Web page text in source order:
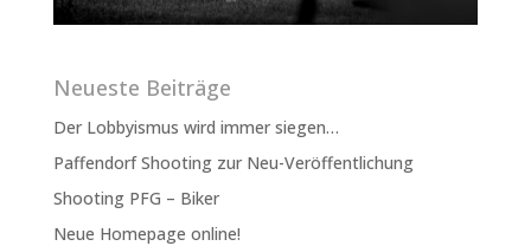
Neueste Beiträge
Der Lobbyismus wird immer siegen…
Paffendorf Shooting zur Neu-Veröffentlichung
Shooting PFG – Biker
Neue Homepage online!